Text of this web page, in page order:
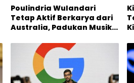
Poulindria Wulandari
Tetap Aktif Berkarya dari
Australia, Padukan Musik